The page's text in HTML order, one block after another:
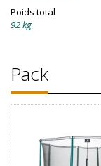
Poids total
92 kg
Pack